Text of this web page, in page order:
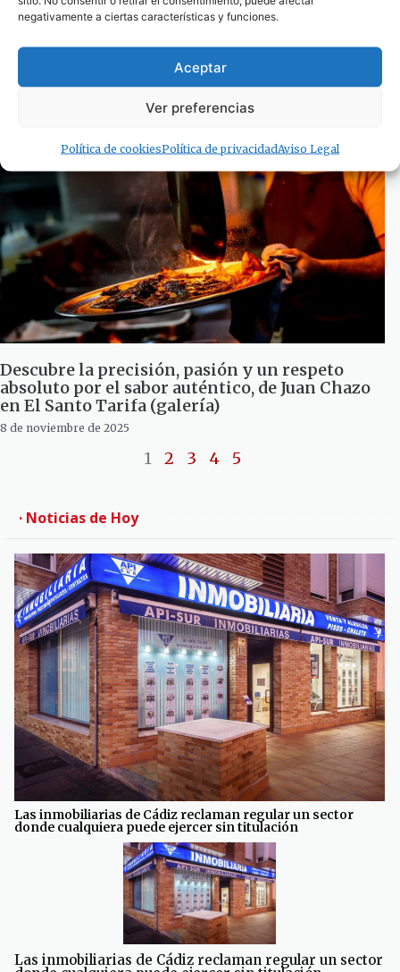
negativamente a ciertas características y funciones.
Aceptar
Ver preferencias
Política de cookiesPolítica de privacidadAviso Legal
Verdemar EA denuncia nuevos vertidos de
aguas residuales en el “tubo arco” de Tarifa
(Galería)
Descubre la precisión, pasión y un respeto
absoluto por el sabor auténtico, de Juan Chazo
en El Santo Tarifa (galería)
8 de noviembre de 2025
1 2 3 4 5
· Noticias de Hoy
Las inmobiliarias de Cádiz reclaman regular un sector
donde cualquiera puede ejercer sin titulación
Las inmobiliarias de Cádiz reclaman regular un sector